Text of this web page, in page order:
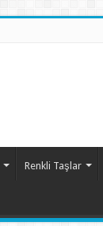
Renkli Taşlar